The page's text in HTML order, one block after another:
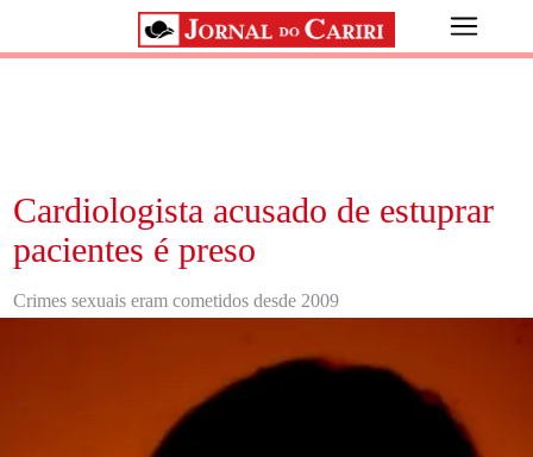
Cardiologista acusado de estuprar
pacientes é preso
Crimes sexuais eram cometidos desde 2009